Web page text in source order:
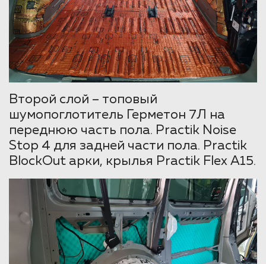
Второй слой – топовый
шумопоглотитель Герметон 7Л на
переднюю часть пола. Practik Noise
Stop 4 для задней части пола. Practik
BlockOut арки, крылья Practik Flex А15.